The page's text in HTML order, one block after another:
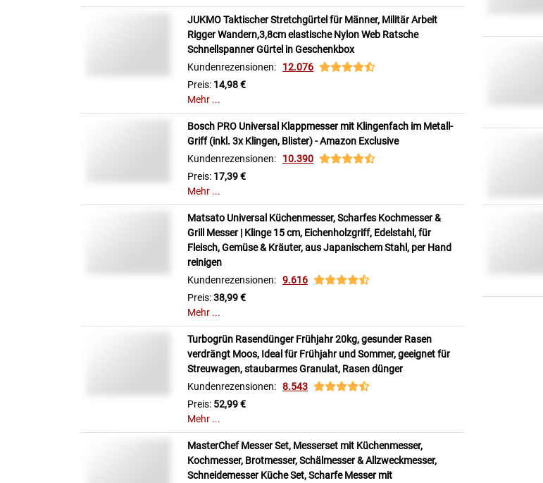
JUKMO Taktischer Stretchgürtel für Männer, Militär Arbeit
Rigger Wandern,3,8cm elastische Nylon Web Ratsche
Schnellspanner Gürtel in Geschenkbox
Kundenrezensionen: 12.076
Preis: 14,98 €
Mehr ...
Bosch PRO Universal Klappmesser mit Klingenfach im Metall-
Griff (inkl. 3x Klingen, Blister) - Amazon Exclusive
Kundenrezensionen: 10.390
Preis: 17,39 €
Mehr ...
Matsato Universal Küchenmesser, Scharfes Kochmesser &
Grill Messer | Klinge 15 cm, Eichenholzgriff, Edelstahl, für
Fleisch, Gemüse & Kräuter, aus Japanischem Stahl, per Hand
reinigen
Kundenrezensionen: 9.616
Preis:38,99 €
Mehr ...
Turbogrün Rasendünger Frühjahr 20kg, gesunder Rasen
verdrängt Moos, Ideal für Frühjahr und Sommer, geeignet für
Streuwagen, staubarmes Granulat, Rasen dünger
Kundenrezensionen: 8.543
Preis: 52,99 €
Mehr ...
MasterChef Messer Set, Messerset mit Küchenmesser,
Kochmesser, Brotmesser, Schälmesser & Allzweckmesser,
Schneidemesser Küche Set, Scharfe Messer mit